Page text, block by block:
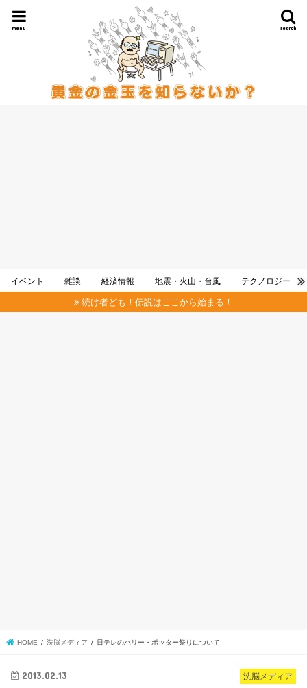
search
menu
イベント 雑談 経済情報 地震・火山・台風 テクノロジー
続け者ども！伝説はここから始まる！
HOME 洗脳メディア 日テレのハリー・ポッター祭りについて
洗脳メディア
2013.02.13